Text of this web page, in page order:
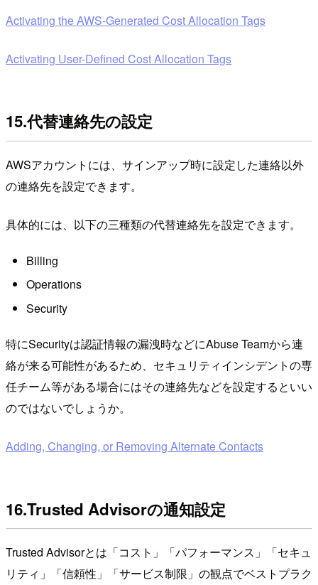
Activating the AWS-Generated Cost Allocation Tags
Activating User-Defined Cost Allocation Tags
15.代替連絡先の設定
AWSアカウントには、サインアップ時に設定した連絡以外
の連絡先を設定できます。
具体的には、以下の三種類の代替連絡先を設定できます。
Billing
Operations
Security
特にSecurityは認証情報の漏洩時などにAbuse Teamから連
絡が来る可能性があるため、セキュリティインシデントの専
任チーム等がある場合にはその連絡先などを設定するといい
のではないでしょうか。
Adding, Changing, or Removing Alternate Contacts
16.Trusted Advisorの通知設定
Trusted Advisorとは「コスト」「パフォーマンス」「セキュ
リティ」「信頼性」「サービス制限」の観点でベストプラク